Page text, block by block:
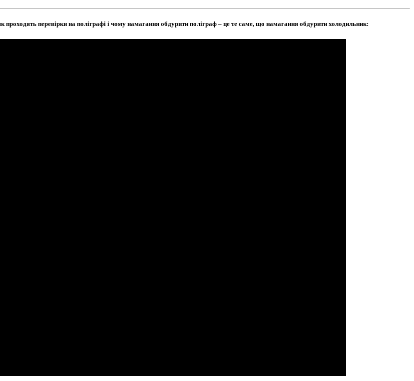
перевірки на поліграфі і чому намагання обдурити поліграф – це те саме, що намагання обдурити холодильник: